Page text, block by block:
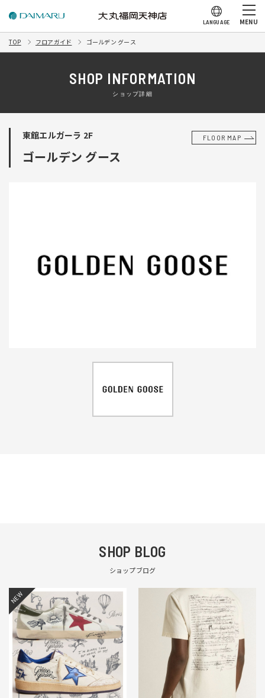
LANGUAGE MENU
TOP フロアガイド ゴールデン グース
SHOP INFORMATION
ショップ詳細
東館エルガーラ 2F FLOOR MAP
ゴールデン グース
SHOP BLOG
ショップブログ
NEW